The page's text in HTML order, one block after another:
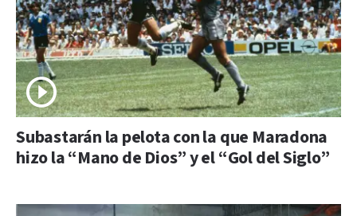
Subastarán la pelota con la que Maradona
hizo la “Mano de Dios” y el “Gol del Siglo”